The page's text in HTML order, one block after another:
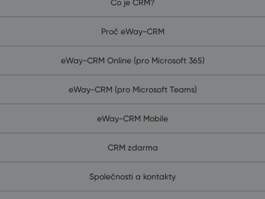
Proč eWay-CRM
eWay-CRM Online (pro Microsoft 365)
eWay-CRM (pro Microsoft Teams)
eWay-CRM Mobile
CRM zdarma
Společnosti a kontakty